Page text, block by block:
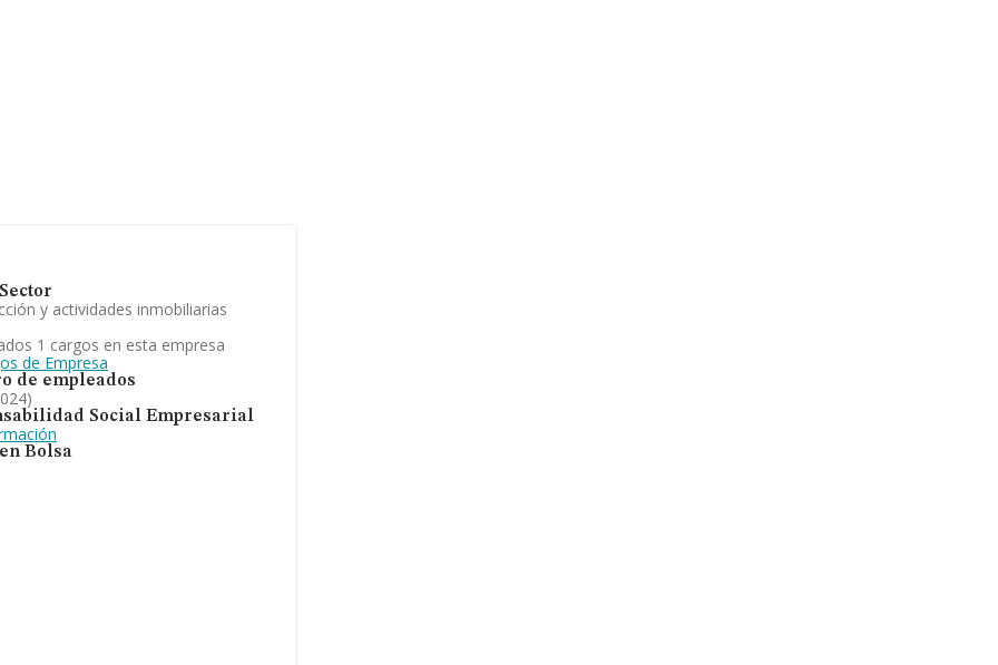
y actividades inmobiliarias
1 cargos en esta empresa
de Empresa
de empleados
Social Empresarial
Bolsa